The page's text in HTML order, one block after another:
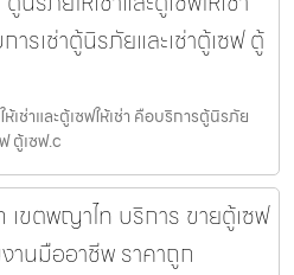
รเช่าตู้นิรภัยและเช่าตู้เซฟ ตู้
ช่าและตู้เซฟให้เช่า คือบริการตู้นิรภัย
ตู้เซฟ.c
เขตพญาไท บริการ ขายตู้เซฟ
นมืออาชีพ ราคาถูก